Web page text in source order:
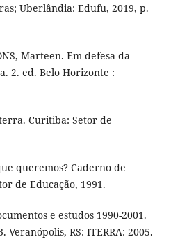
Uberlândia: Edufu, 2019, p.
Marteen. Em defesa da
2. ed. Belo Horizonte :
Curitiba: Setor de
queremos? Caderno de
de Educação, 1991.
e estudos 1990-2001.
Veranópolis, RS: ITERRA: 2005.